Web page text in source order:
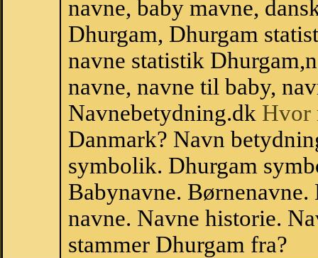
navne, baby mavne,
Dhurgam, Dhurgam
navne statistik
navne, navne til baby,
Navnebetydning.dk Hvor
Danmark? Navn
symbolik. Dhurgam
Babynavne.
navne. Navne historie.
stammer Dhurgam fra?